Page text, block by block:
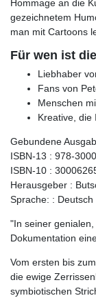
Hommage an die
gezeichnetem
man mit Cartoons
Für wen ist
Liebhaber
Fans von
Menschen
Kreative, die
Gebundene
ISBN-13 : 978-
ISBN-10 :
Herausgeber :
Sprache: : Deutsch
"In seiner
Dokumentation
Vom ersten bis
die ewige
symbiotischen